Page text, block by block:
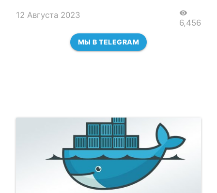
12 Августа 2023 visibility
6,456
МЫ В TELEGRAM